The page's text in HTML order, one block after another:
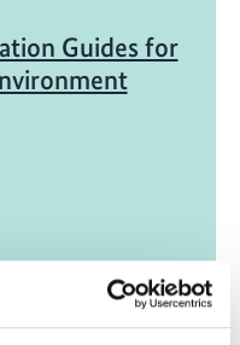
Guides for